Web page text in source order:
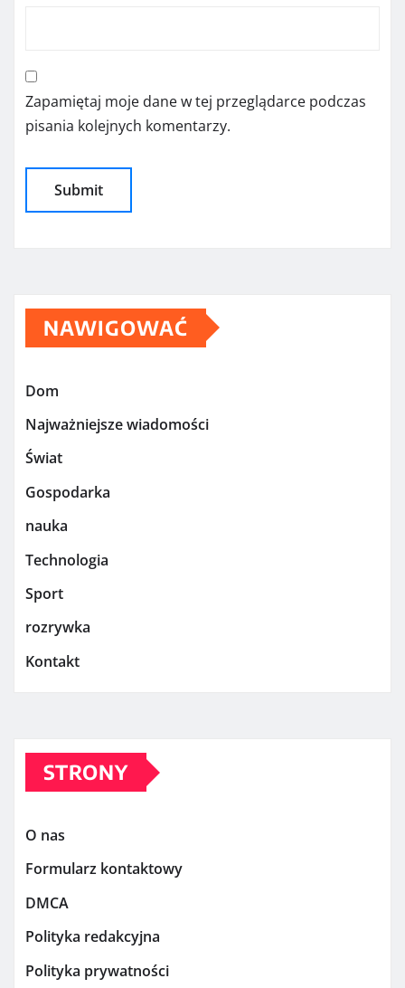
Zapamiętaj moje dane w tej przeglądarce podczas
pisania kolejnych komentarzy.
NAWIGOWAĆ
Dom
Najważniejsze wiadomości
Świat
Gospodarka
nauka
Technologia
Sport
rozrywka
Kontakt
STRONY
O nas
Formularz kontaktowy
DMCA
Polityka redakcyjna
Polityka prywatności